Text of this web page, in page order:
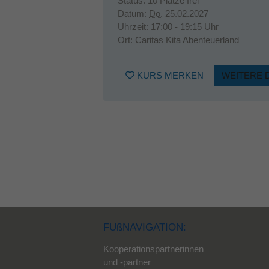
Datum: Do. 25.02.2027
Uhrzeit: 17:00 - 19:15 Uhr
Ort: Caritas Kita Abenteuerland
KURS MERKEN WEITERE
FUßNAVIGATION:
Kooperationspartnerinnen
und -partner